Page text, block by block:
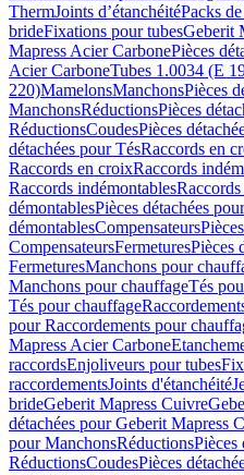
ThermJoints d’étanchéitéPacks
brideFixations pour tubesGeberit
Mapress Acier CarbonePièces
Acier CarboneTubes 1.0034 (E
220)MamelonsManchonsPièces
ManchonsRéductionsPièces
RéductionsCoudesPièces
détachées pour TésRaccords en
Raccords en croixRaccords
Raccords indémontablesRaccords
démontablesPièces détachées
démontablesCompensateurs
CompensateursFermeturesPièces
FermeturesManchons pour
Manchons pour chauffageTés
Tés pour chauffage
pour Raccordements pour
Mapress Acier Carbone
raccordsEnjoliveurs pour tubes
raccordementsJoints d'étanchéité
brideGeberit Mapress Cuivre
détachées pour Geberit Mapress
pour ManchonsRéductionsPièces
RéductionsCoudesPièces